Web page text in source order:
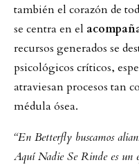
también el corazón de
se centra en el
recursos generados se
psicológicos críticos,
atraviesan procesos tan
médula ósea.
“En Betterfly buscamos
Aquí Nadie Se Rinde es un